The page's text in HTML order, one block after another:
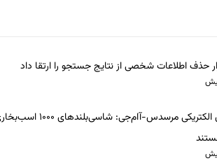
حذف اطلاعات شخصی از نتایج جستجو را ارتقا داد
جت‌های الکتریکی مرسدس-آام‌جی: شاسی‌بلندهای